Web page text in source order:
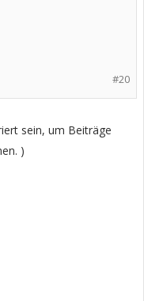
#20
sein, um Beiträge
)